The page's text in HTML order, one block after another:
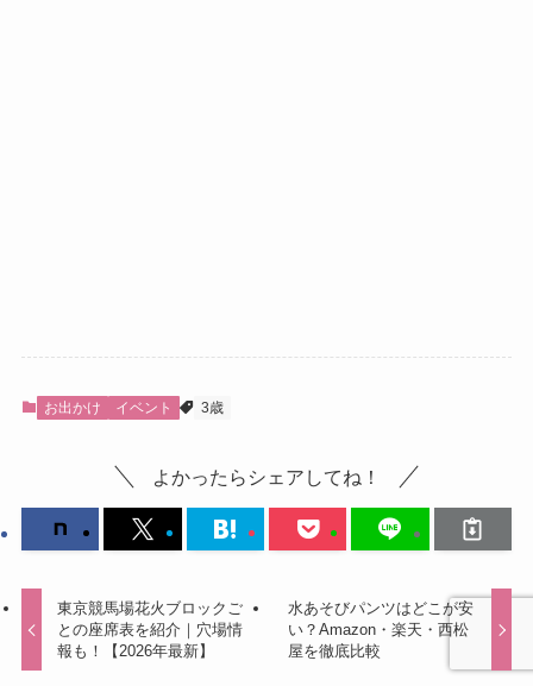
お出かけ イベント 3歳
よかったらシェアしてね！
東京競馬場花火ブロックご
との座席表を紹介｜穴場情
報も！【2026年最新】
水あそびパンツはどこが安
い？Amazon・楽天・西松
屋を徹底比較